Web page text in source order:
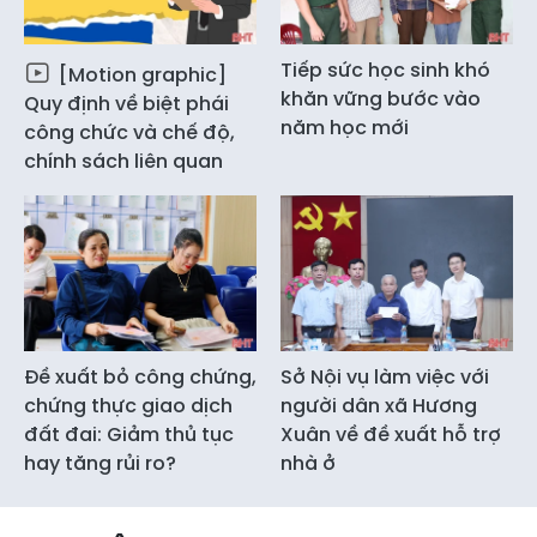
[Motion graphic]
Quy định về biệt phái
công chức và chế độ,
chính sách liên quan
Tiếp sức học sinh khó
khăn vững bước vào
năm học mới
Đề xuất bỏ công chứng,
chứng thực giao dịch
đất đai: Giảm thủ tục
hay tăng rủi ro?
Sở Nội vụ làm việc với
người dân xã Hương
Xuân về đề xuất hỗ trợ
nhà ở